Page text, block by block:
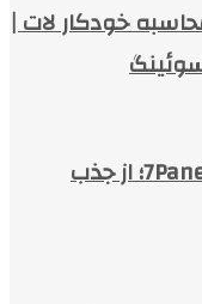
خودکار لات |
خدمات شبکه‌های اجتماعی 7Panel؛ از جذب